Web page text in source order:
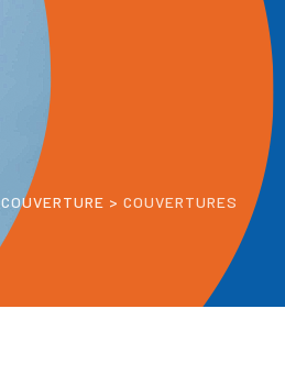
COUVERTURE > COUVERTURES